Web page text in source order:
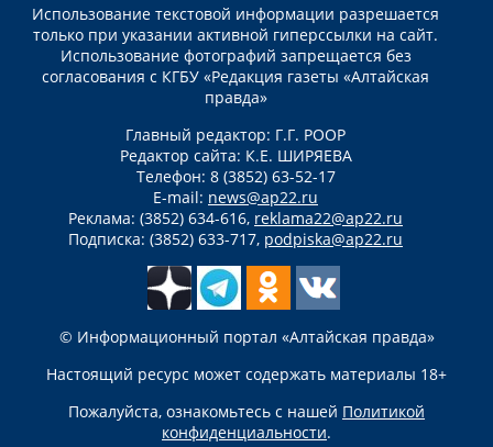
Использование текстовой информации разрешается
только при указании активной гиперссылки на сайт.
Использование фотографий запрещается без
согласования с КГБУ «Редакция газеты «Алтайская
правда»
Главный редактор: Г.Г. РООР
Редактор сайта: К.Е. ШИРЯЕВА
Телефон: 8 (3852) 63-52-17
E-mail: news@ap22.ru
Реклама: (3852) 634-616, reklama22@ap22.ru
Подписка: (3852) 633-717, podpiska@ap22.ru
© Информационный портал «Алтайская правда»
Настоящий ресурс может содержать материалы 18+
Пожалуйста, ознакомьтесь с нашей Политикой
конфиденциальности.